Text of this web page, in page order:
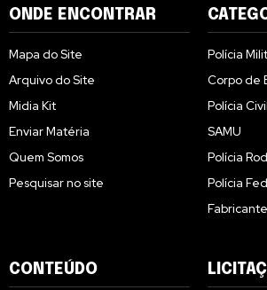
ONDE ENCONTRAR
Mapa do Site
Arquivo do Site
Midia Kit
Enviar Matéria
Quem Somos
Pesquisar no site
Polícia
Corpo de
Polícia Civil
SAMU
Polícia
Polícia
CONTEÚDO